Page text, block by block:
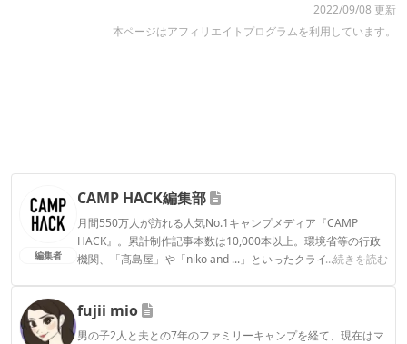
2022/09/08 更新
本ページはアフィリエイトプログラムを利用しています。
編集者
CAMP HACK編集部
月間550万人が訪れる人気No.1キャンプメディア『CAMP
HACK』。累計制作記事本数は10,000本以上。環境省等の行政
機関、「髙島屋」や「niko and ...」といったクライアントとの
...続きを読む
CAMP HACK編集部のプロフィール
fujii mio
男の子2人と夫との7年のファミリーキャンプを経て、現在はマ